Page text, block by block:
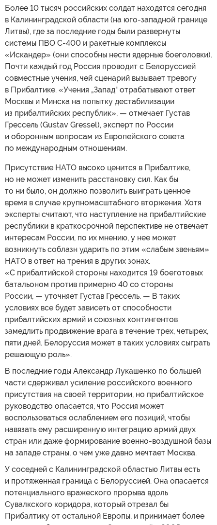
Более 10 тысяч российских солдат находятся сегодня
в Калининградской области (на юго-западной границе
Литвы), где за последние годы были развернуты
системы ПВО С-400 и ракетные комплексы
«Искандер» (они способны нести ядерные боеголовки).
Почти каждый год Россия проводит с Белоруссией
совместные учения, чей сценарий вызывает тревогу
в Прибалтике. «Учения „Запад" отрабатывают ответ
Москвы и Минска на попытку дестабилизации
из прибалтийских республик», — отмечает Густав
Грессель (Gustav Gressel), эксперт по России
и оборонным вопросам из Европейского совета
по международным отношениям.
Присутствие НАТО высоко ценится в Прибалтике,
но не может изменить расстановку сил. Как бы
то ни было, он должно позволить выиграть ценное
время в случае крупномасштабного вторжения. Хотя
эксперты считают, что наступление на прибалтийские
республики в краткосрочной перспективе не отвечает
интересам России, по их мнению, у нее может
возникнуть соблазн ударить по этим «слабым звеньям»
НАТО в ответ на трения в других зонах.
«С прибалтийской стороны находится 19 боеготовых
батальоном против примерно 40 со стороны
России, — уточняет Густав Грессель. — В таких
условиях все будет зависеть от способности
прибалтийских армий и союзных контингентов
замедлить продвижение врага в течение трех, четырех,
пяти дней. Белоруссия может в таких условиях сыграть
решающую роль».
В последние годы Александр Лукашенко по большей
части сдерживал усиление российского военного
присутствия на своей территории, но прибалтийское
руководство опасается, что Россия может
воспользоваться ослаблением его позиций, чтобы
навязать ему расширенную интеграцию армий двух
стран или даже формирование военно-воздушной базы
на западе страны, о чем уже давно мечтает Москва.
У соседней с Калининградской областью Литвы есть
и протяженная граница с Белоруссией. Она опасается
потенциального вражеского прорыва вдоль
Сувалкского коридора, который отрезал бы
Прибалтику от остальной Европы, и принимает более